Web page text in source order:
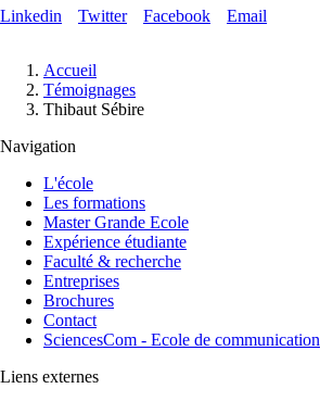
Linkedin
Twitter Facebook Email
d'Ariane
Accueil
Témoignages
Thibaut Sébire
Navigation
L'école
Les formations
Master Grande Ecole
Expérience étudiante
Faculté & recherche
Entreprises
Brochures
Contact
SciencesCom - Ecole de communication
Liens externes